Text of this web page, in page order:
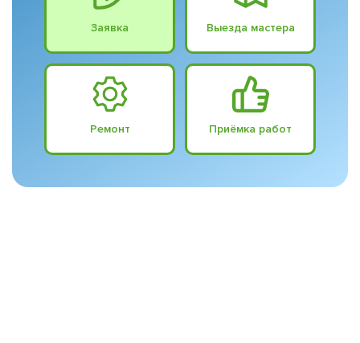
Заявка Выезда мастера
Ремонт Приёмка работ